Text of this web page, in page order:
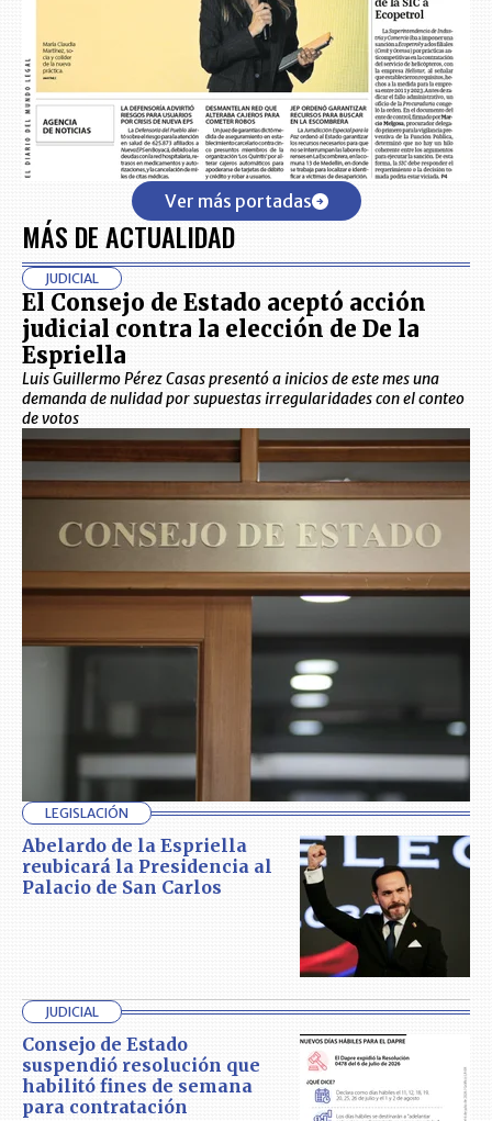
Ver más portadas
MÁS DE ACTUALIDAD
JUDICIAL
El Consejo de Estado aceptó acción
judicial contra la elección de De la
Espriella
Luis Guillermo Pérez Casas presentó a inicios de este mes una
demanda de nulidad por supuestas irregularidades con el conteo
de votos
LEGISLACIÓN
Abelardo de la Espriella
reubicará la Presidencia al
Palacio de San Carlos
JUDICIAL
Consejo de Estado
suspendió resolución que
habilitó fines de semana
para contratación